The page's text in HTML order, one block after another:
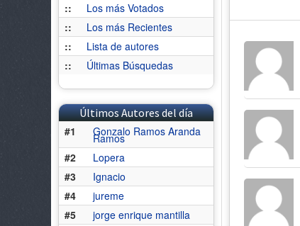
::
Los más Votados
::
Los más Recientes
::
Lista de autores
::
Últimas Búsquedas
Últimos Autores del día
#1
Gonzalo Ramos Aranda
Ramos
#2
Lopera
#3
Ignacio
#4
jureme
#5
jorge enrique mantilla